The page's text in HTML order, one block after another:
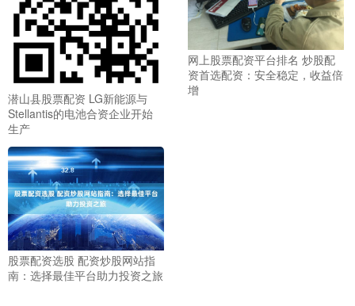
潜山县股票配资 LG新能源与
Stellantis的电池合资企业开始
生产
网上股票配资平台排名 炒股配
资首选配资：安全稳定，收益倍
增
股票配资选股 配资炒股网站指
南：选择最佳平台助力投资之旅